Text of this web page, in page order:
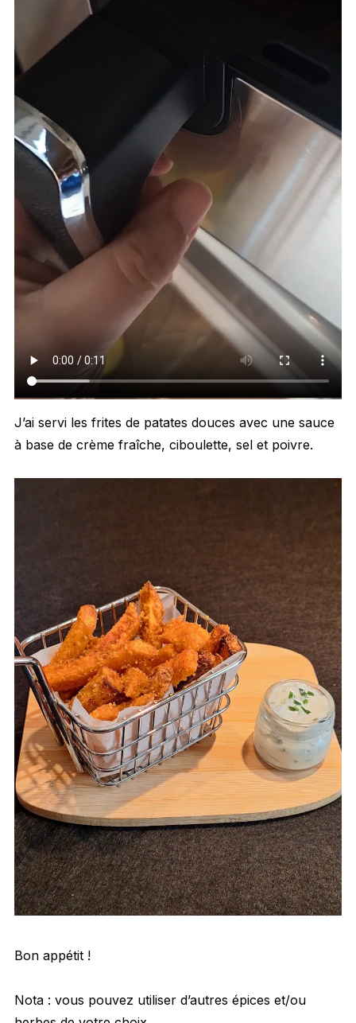
J’ai servi les frites de patates douces avec une sauce
à base de crème fraîche, ciboulette, sel et poivre.
Bon appétit !
Nota : vous pouvez utiliser d’autres épices et/ou